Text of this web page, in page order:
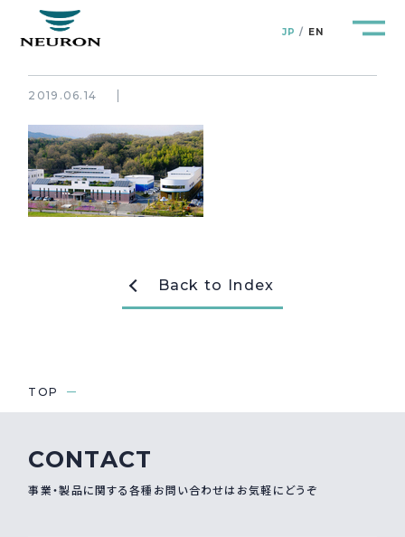
JP EN
管路防災研究所 Pipeline Resilience Lab.
Products&Service
新着情報
2019.06.14
Back to Index
TOP
CONTACT
事業・製品に関する各種お問い合わせはお気軽にどうぞ